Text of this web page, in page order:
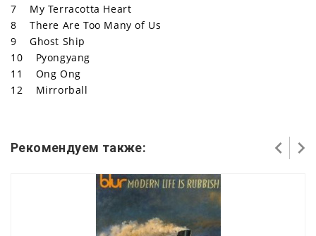
7 My Terracotta Heart
8 There Are Too Many of Us
9 Ghost Ship
10 Pyongyang
11 Ong Ong
12 Mirrorball
Рекомендуем также: